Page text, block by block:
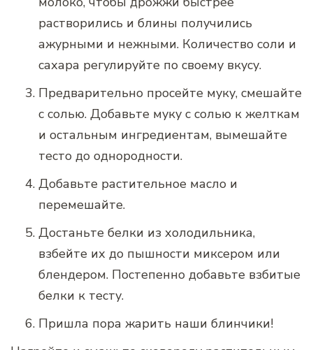
растворились и блины получились
ажурными и нежными. Количество соли и
сахара регулируйте по своему вкусу.
Предварительно просейте муку, смешайте
с солью. Добавьте муку с солью к желткам
и остальным ингредиентам, вымешайте
тесто до однородности.
Добавьте растительное масло и
перемешайте.
Достаньте белки из холодильника,
взбейте их до пышности миксером или
блендером. Постепенно добавьте взбитые
белки к тесту.
Пришла пора жарить наши блинчики!